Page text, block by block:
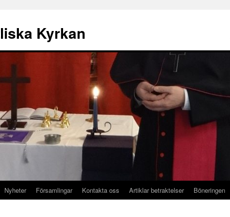
Kyrkan
Nyheter Församlingar Kontakta oss Artiklar betraktelser Böneringen